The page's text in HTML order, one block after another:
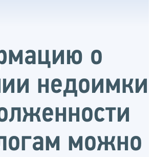
о
недоимки
можно